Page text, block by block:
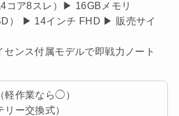
コア8スレ）▶ 16GBメモリ
） ▶ 14インチ FHD ▶ 販売サイ
ンス付属モデルで即戦力ノート
作業なら◯）
ー交換式）